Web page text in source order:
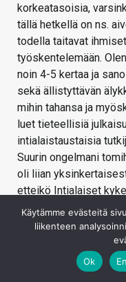
korkeatasoisia,
tällä hetkellä on ns.
todella taitavat
työskentelemään.
noin 4-5 kertaa ja
sekä ällistyttävän
mihin tahansa ja
luet tieteellisiä
intialaistaustaisia
Suurin ongelmani
oli liian
etteikö Intialaiset
tietokonesiruja,
Valmistukseenhe
ainakaan
Kirjaudu sisään
Käytämme evästeitä
liikenteen
Ok